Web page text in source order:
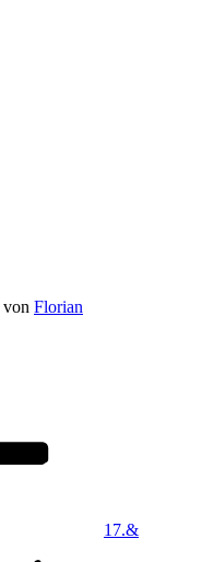
von Florian
17.&